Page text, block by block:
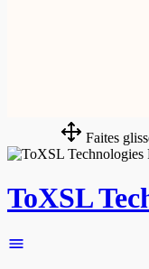
Faites
ToXSL